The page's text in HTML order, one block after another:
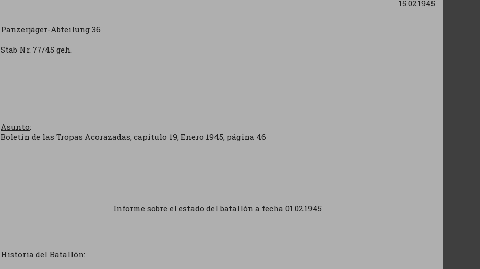
15.02.1945
Panzerjäger-Abteilung 36
Stab Nr. 77/45 geh.
Asunto:
Boletín de las Tropas Acorazadas, capítulo 19, Enero 1945, página 46
Informe sobre el estado del batallón a fecha 01.02.1945
Historia del Batallón: